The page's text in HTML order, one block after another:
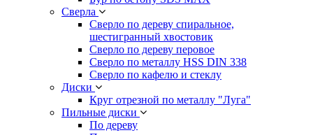
Сверла
Сверло по дереву спиральное,
шестигранный хвостовик
Сверло по дереву перовое
Сверло по металлу HSS DIN 338
Сверло по кафелю и стеклу
Диски
Круг отрезной по металлу "Луга"
Пильные диски
По дереву